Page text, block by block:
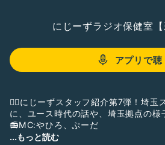
にじーずラジオ保健室【
アプリで聴
🏳️‍🌈にじーずスタッフ紹介第7弾！埼玉
に、ユース時代の話や、埼玉拠点の様
📻MC:やひろ、ぷーだ
...もっと読む